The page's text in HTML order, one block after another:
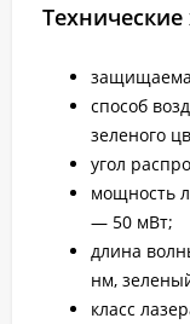
Технические
способ
зеленого
угол
мощность
— 50 мВт;
длина
нм,
класс